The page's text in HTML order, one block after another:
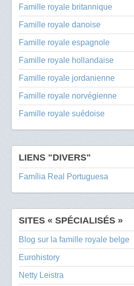
Famille royale britannique
Famille royale danoise
Famille royale espagnole
Famille royale hollandaise
Famille royale jordanienne
Famille royale norvégienne
Famille royale suédoise
LIENS "DIVERS"
Família Real Portuguesa
SITES « SPÉCIALISÉS »
Blog sur la famille royale belge
Eurohistory
Netty Leistra